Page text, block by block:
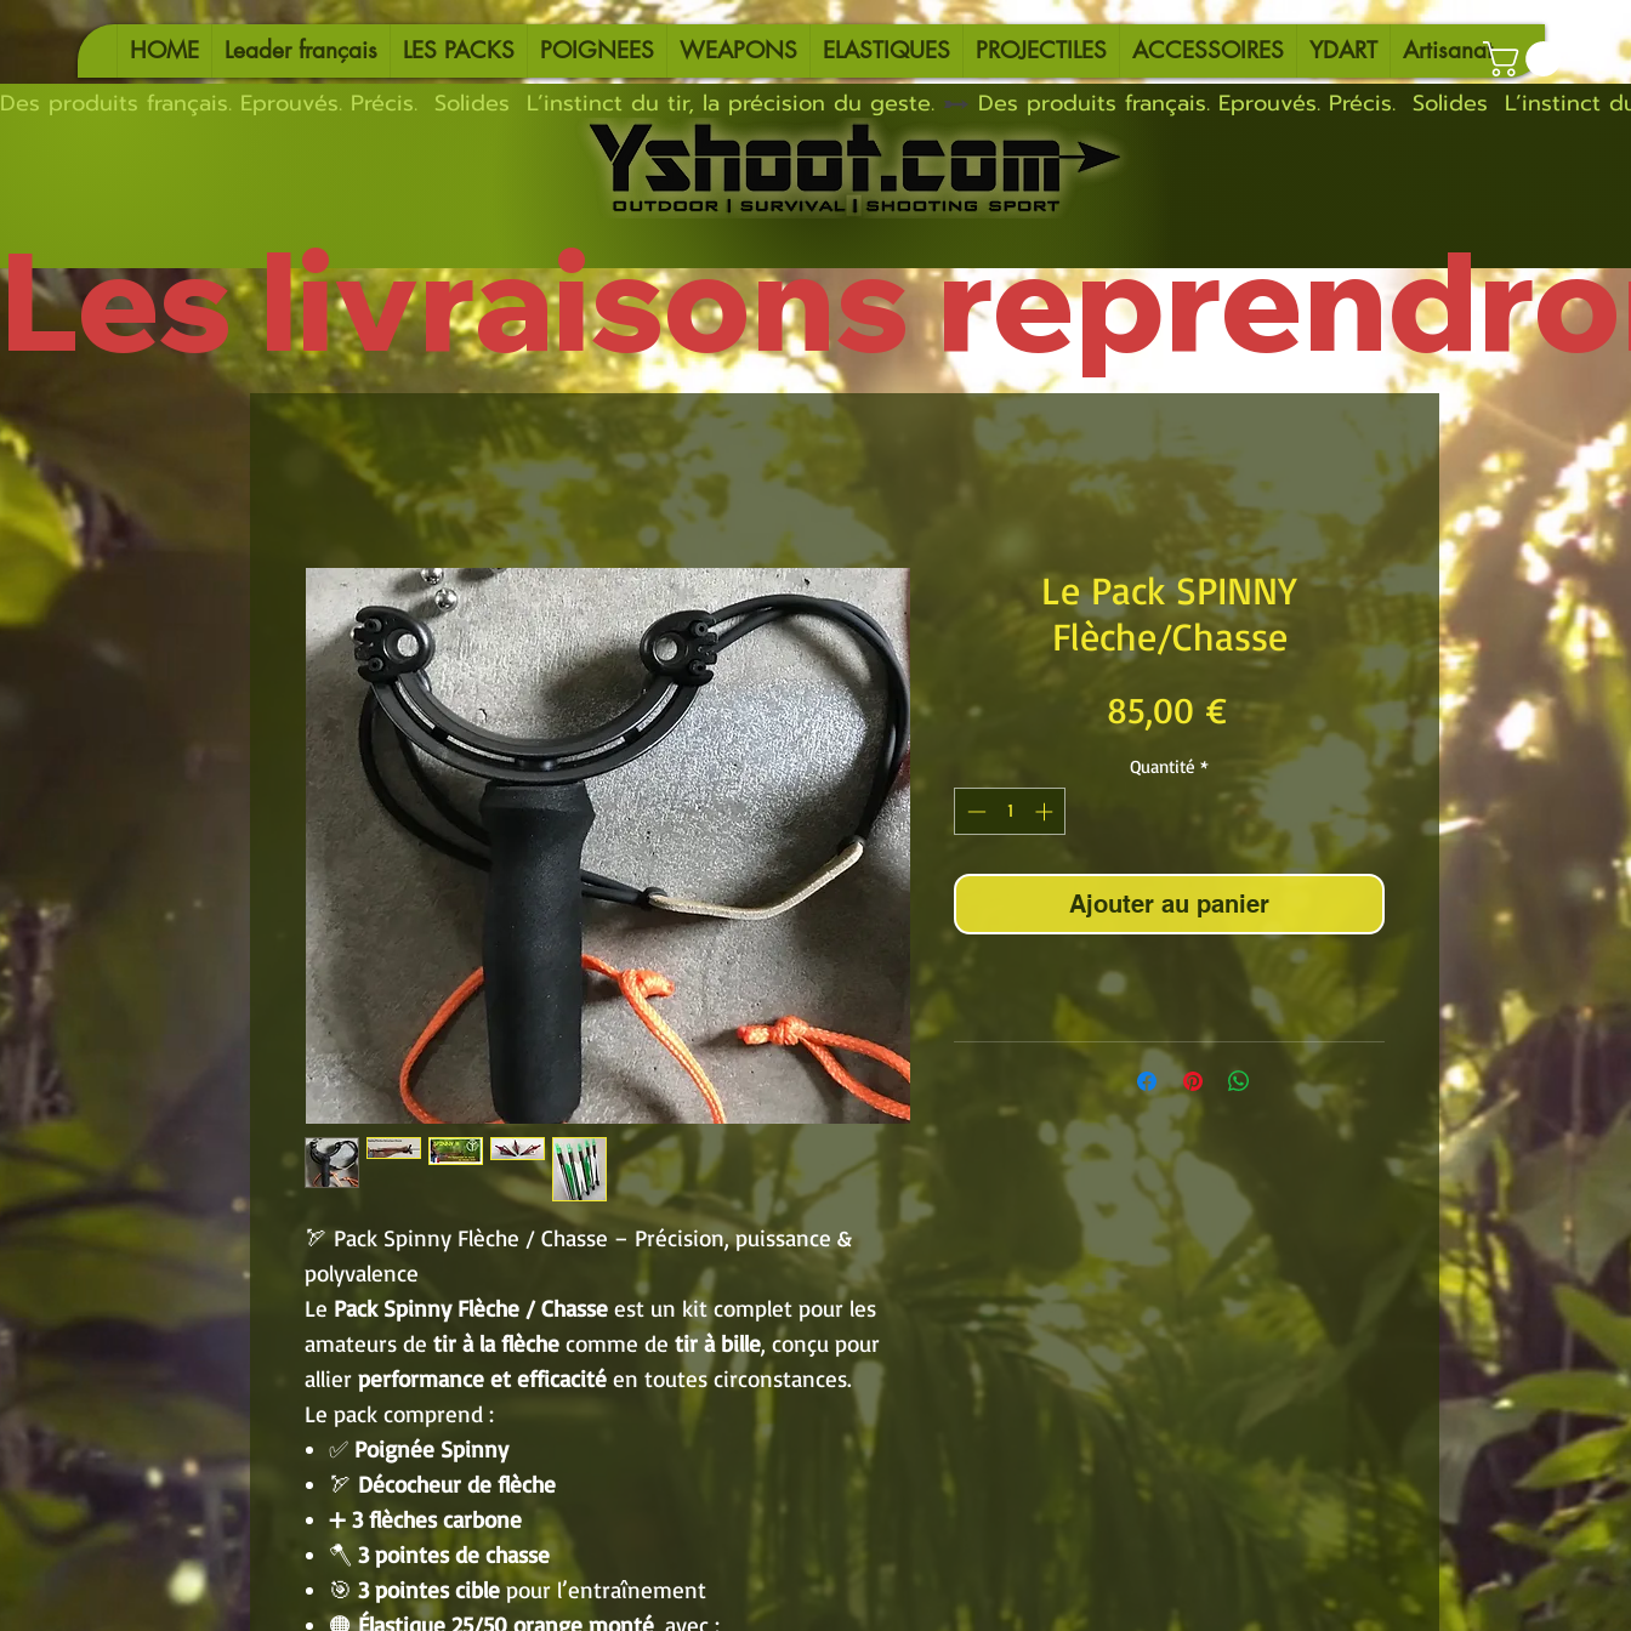
HOME Leader français LES PACKS POIGNEES WEAPONS ELASTIQUES PROJECTILES ACCESSOIRES YDART Artisanat
Les livraisons
Des produits français. Eprouvés. Précis.  Solides  L’instinct du tir, la précision du geste.
🏹 Pack Spinny Flèche / Chasse – Précision, puissance &
polyvalence
Le Pack Spinny Flèche / Chasse est un kit complet pour les
amateurs de tir à la flèche comme de tir à bille, conçu pour
allier performance et efficacité en toutes circonstances.
Le pack comprend :
✅ Poignée Spinny
🏹 Décocheur de flèche
➕ 3 flèches carbone
🪓 3 pointes de chasse
🎯 3 pointes ciblepour l’entraînement
🟠Élastique 25/50 orange monté , avec :
Le Pack SPINNY
Flèche/Chasse
85,00 €Prix
Quantité *
Ajouter au panier